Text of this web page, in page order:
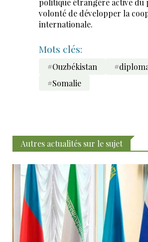
politique étrangère active du
volonté de développer la
internationale.
Mots clés:
#Ouzbékistan
#Somalie
Autres actualités sur le sujet